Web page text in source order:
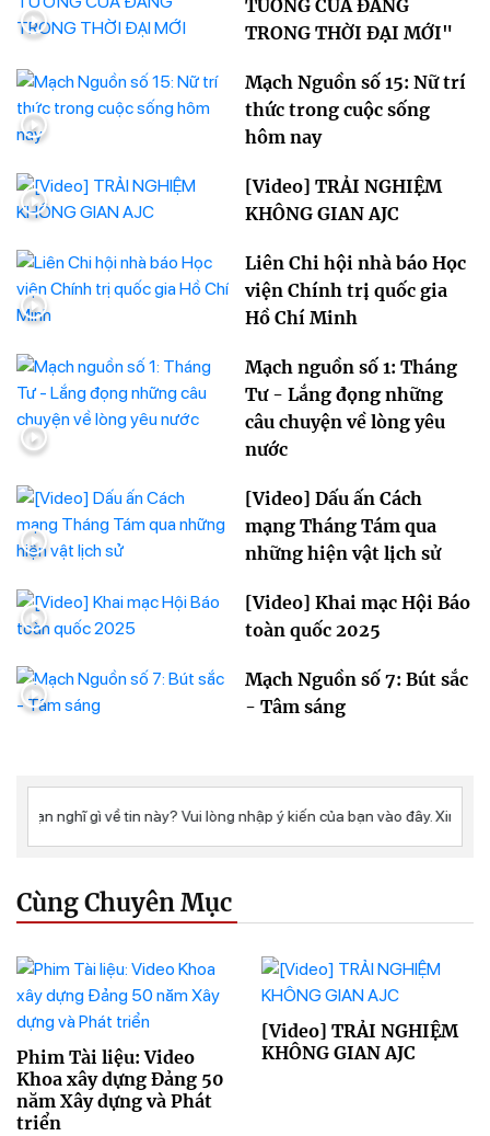
TƯỞNG CỦA ĐẢNG
TRONG THỜI ĐẠI MỚI"
Mạch Nguồn số 15: Nữ trí
thức trong cuộc sống
hôm nay
[Video] TRẢI NGHIỆM
KHÔNG GIAN AJC
Liên Chi hội nhà báo Học
viện Chính trị quốc gia
Hồ Chí Minh
Mạch nguồn số 1: Tháng
Tư - Lắng đọng những
câu chuyện về lòng yêu
nước
[Video] Dấu ấn Cách
mạng Tháng Tám qua
những hiện vật lịch sử
[Video] Khai mạc Hội Báo
toàn quốc 2025
Mạch Nguồn số 7: Bút sắc
- Tâm sáng
Cùng Chuyên Mục
Phim Tài liệu: Video
Khoa xây dựng Đảng 50
năm Xây dựng và Phát
triển
[Video] TRẢI NGHIỆM
KHÔNG GIAN AJC